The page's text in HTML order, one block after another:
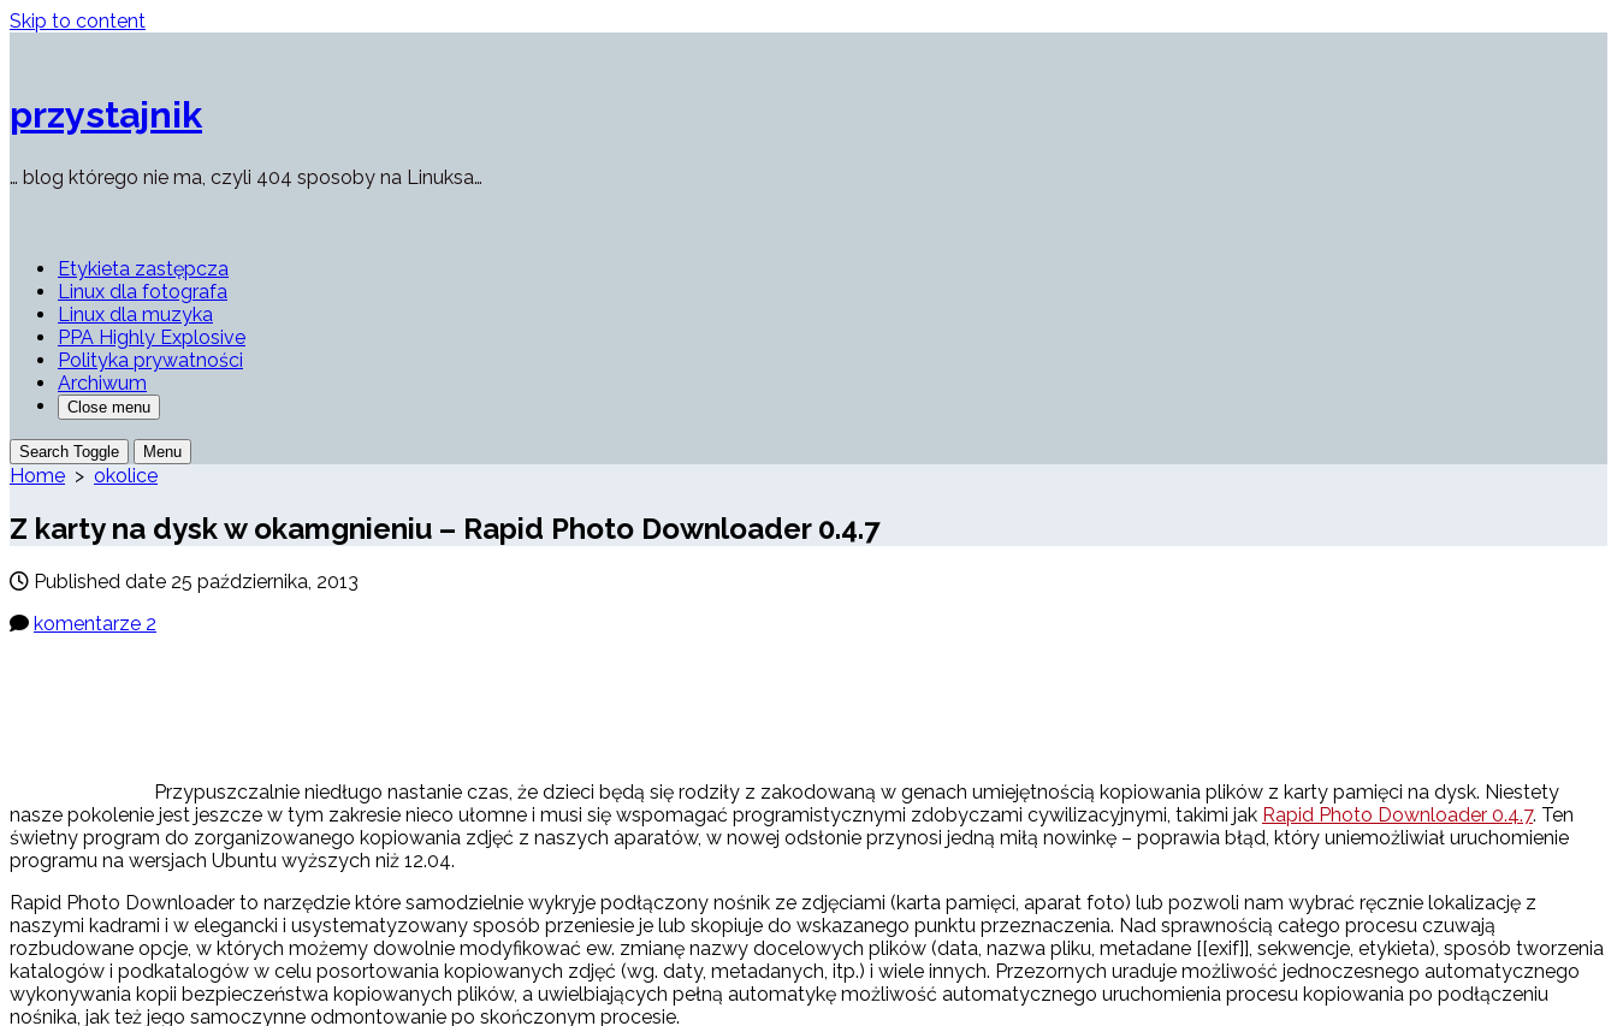
Skip to content
przystajnik
… blog którego nie ma, czyli 404 sposoby na Linuksa…
Etykieta zastępcza
Linux dla fotografa
Linux dla muzyka
PPA Highly Explosive
Polityka prywatności
Archiwum
Close menu
Search Toggle Menu
Home > okolice
Z karty na dysk w okamgnieniu – Rapid Photo Downloader 0.4.7
Published date 25 października, 2013
komentarze 2
Przypuszczalnie niedługo nastanie czas, że dzieci będą się rodziły z zakodowaną w genach umiejętnością kopiowania plików z karty pamięci na dysk. Niestety
nasze pokolenie jest jeszcze w tym zakresie nieco ułomne i musi się wspomagać programistycznymi zdobyczami cywilizacyjnymi, takimi jak Rapid Photo Downloader 0.4.7. Ten
świetny program do zorganizowanego kopiowania zdjęć z naszych aparatów, w nowej odsłonie przynosi jedną miłą nowinkę – poprawia błąd, który uniemożliwiał uruchomienie
programu na wersjach Ubuntu wyższych niż 12.04.
Rapid Photo Downloader to narzędzie które samodzielnie wykryje podłączony nośnik ze zdjęciami (karta pamięci, aparat foto) lub pozwoli nam wybrać ręcznie lokalizację z
naszymi kadrami i w elegancki i usystematyzowany sposób przeniesie je lub skopiuje do wskazanego punktu przeznaczenia. Nad sprawnością całego procesu czuwają
rozbudowane opcje, w których możemy dowolnie modyfikować ew. zmianę nazwy docelowych plików (data, nazwa pliku, metadane [[exif]], sekwencje, etykieta), sposób tworzenia
katalogów i podkatalogów w celu posortowania kopiowanych zdjęć (wg. daty, metadanych, itp.) i wiele innych. Przezornych uraduje możliwość jednoczesnego automatycznego
wykonywania kopii bezpieczeństwa kopiowanych plików, a uwielbiających pełną automatykę możliwość automatycznego uruchomienia procesu kopiowania po podłączeniu
nośnika, jak też jego samoczynne odmontowanie po skończonym procesie.